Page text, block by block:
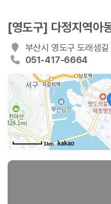
[영도구] 다정지역아
부산시 영도구 도래샘
051-417-6664
1km